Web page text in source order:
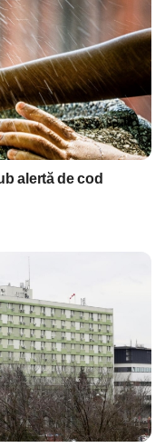
alertă de cod